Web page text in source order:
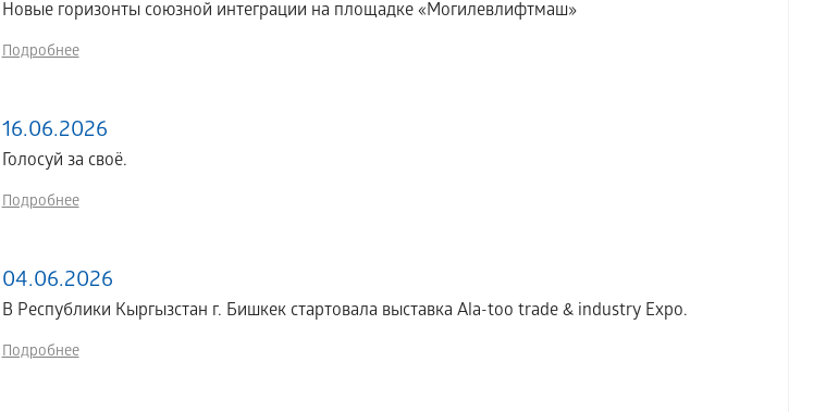
Новые горизонты союзной интеграции на площадке «Могилевлифтмаш»
Подробнее
16.06.2026
Голосуй за своё.
Подробнее
04.06.2026
В Республики Кыргызстан г. Бишкек стартовала выставка Аla-too trade & industry Expo.
Подробнее